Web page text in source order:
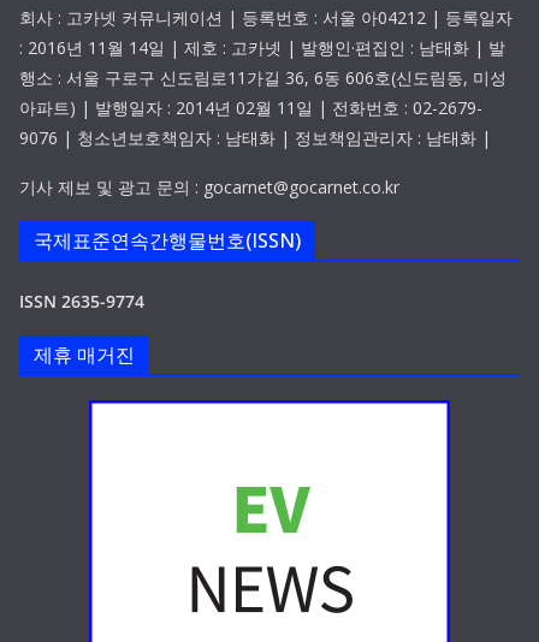
회사 : 고카넷 커뮤니케이션 | 등록번호 : 서울 아04212 | 등록일자
: 2016년 11월 14일 | 제호 : 고카넷 | 발행인·편집인 : 남태화 | 발
행소 : 서울 구로구 신도림로11가길 36, 6동 606호(신도림동, 미성
아파트) | 발행일자 : 2014년 02월 11일 | 전화번호 : 02-2679-
9076 | 청소년보호책임자 : 남태화 | 정보책임관리자 : 남태화 |
기사 제보 및 광고 문의 : gocarnet@gocarnet.co.kr
국제표준연속간행물번호(ISSN)
ISSN 2635-9774
제휴 매거진